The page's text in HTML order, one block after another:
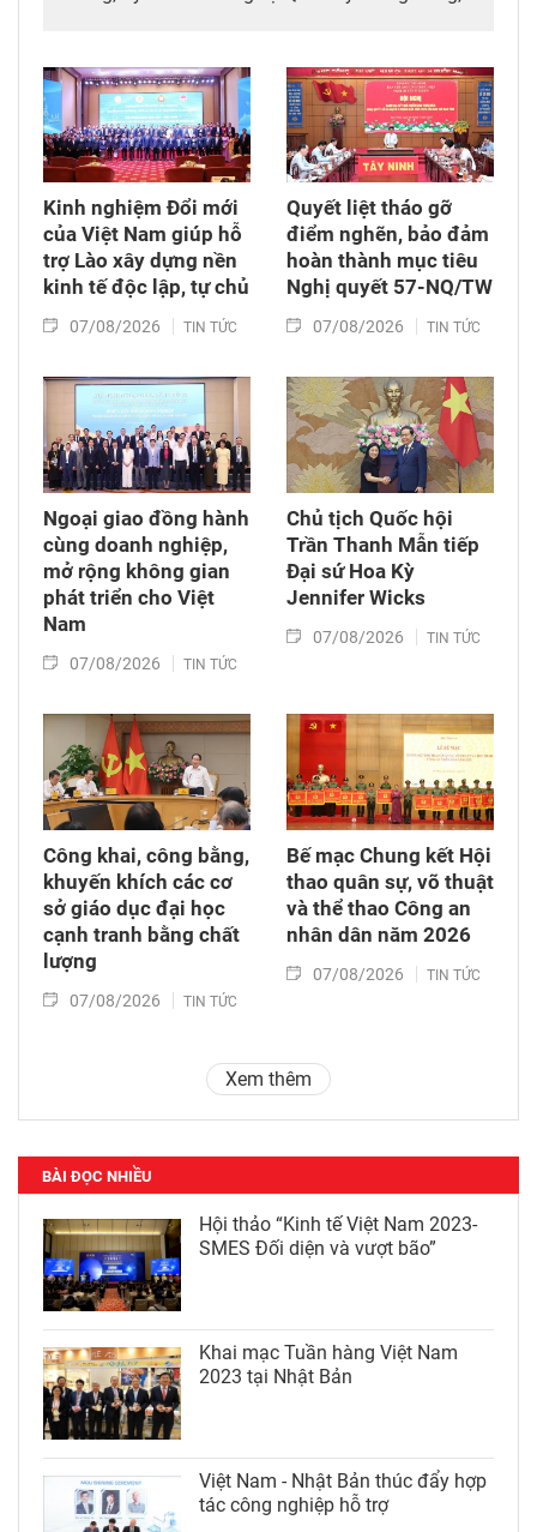
đội nhân dân Việt Nam đã đến chào xã giao
Tổng Bí thư, Chủ tịch nước Lào Thongloun
Sisoulith và Thủ tướng Chính phủ Lào Sonexay
Siphandone.
Kinh nghiệm Đổi mới
của Việt Nam giúp hỗ
trợ Lào xây dựng nền
kinh tế độc lập, tự chủ
07/08/2026 TIN TỨC
Quyết liệt tháo gỡ
điểm nghẽn, bảo đảm
hoàn thành mục tiêu
Nghị quyết 57-NQ/TW
07/08/2026 TIN TỨC
Ngoại giao đồng hành
cùng doanh nghiệp,
mở rộng không gian
phát triển cho Việt
Nam
07/08/2026 TIN TỨC
Chủ tịch Quốc hội
Trần Thanh Mẫn tiếp
Đại sứ Hoa Kỳ
Jennifer Wicks
07/08/2026 TIN TỨC
Công khai, công bằng,
khuyến khích các cơ
sở giáo dục đại học
cạnh tranh bằng chất
lượng​
07/08/2026 TIN TỨC
Bế mạc Chung kết Hội
thao quân sự, võ thuật
và thể thao Công an
nhân dân năm 2026
07/08/2026 TIN TỨC
Xem thêm
BÀI ĐỌC NHIỀU
Hội thảo “Kinh tế Việt Nam 2023-
SMES Đối diện và vượt bão”
Khai mạc Tuần hàng Việt Nam
2023 tại Nhật Bản
Việt Nam - Nhật Bản thúc đẩy hợp
tác công nghiệp hỗ trợ